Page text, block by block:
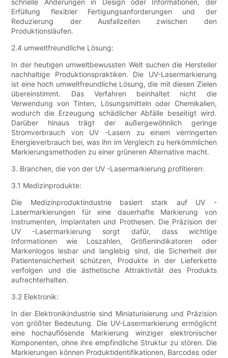
schnelle Änderungen in Design oder Informationen, der
Erfüllung flexibler Fertigungsanforderungen und der
Reduzierung der Ausfallzeiten zwischen den
Produktionsläufen.
2.4 umweltfreundliche Lösung:
In der heutigen umweltbewussten Welt suchen die Hersteller
nachhaltige Produktionspraktiken. Die UV-Lasermarkierung
ist eine hoch umweltfreundliche Lösung, die mit diesen Zielen
übereinstimmt. Das Verfahren beinhaltet nicht die
Verwendung von Tinten, Lösungsmitteln oder Chemikalien,
wodurch die Erzeugung schädlicher Abfälle beseitigt wird.
Darüber hinaus trägt der außergewöhnlich geringe
Stromverbrauch von UV -Lasern zu einem verringerten
Energieverbrauch bei, was ihn im Vergleich zu herkömmlichen
Markierungsmethoden zu einer grüneren Alternative macht.
3. Branchen, die von der UV -Lasermarkierung profitieren:
3.1 Medizinprodukte:
Die Medizinproduktindustrie basiert stark auf UV -
Lasermarkierungen für eine dauerhafte Markierung von
Instrumenten, Implantaten und Prothesen. Die Präzision der
UV -Lasermarkierung sorgt dafür, dass wichtige
Informationen wie Loszahlen, Größenindikatoren oder
Markenlogos lesbar und langlebig sind, die Sicherheit der
Patientensicherheit schützen, Produkte in der Lieferkette
verfolgen und die ästhetische Attraktivität des Produkts
aufrechterhalten.
3.2 Elektronik:
In der Elektronikindustrie sind Miniaturisierung und Präzision
von größter Bedeutung. Die UV-Lasermarkierung ermöglicht
eine hochauflösende Markierung winziger elektronischer
Komponenten, ohne ihre empfindliche Struktur zu stören. Die
Markierungen können Produktidentifikationen, Barcodes oder